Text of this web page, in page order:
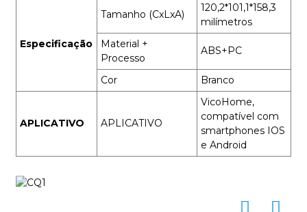
Especificação
Tamanho (CxLxA)
120,2*101,1*158,3
milímetros
Material +
Processo
ABS+PC
Cor Branco
APLICATIVO APLICATIVO
VicoHome,
compatível com
smartphones IOS
e Android